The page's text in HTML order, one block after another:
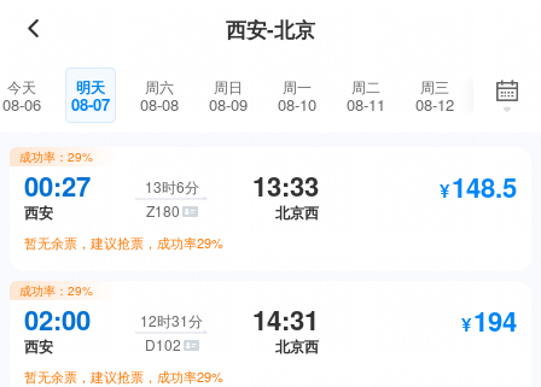
西安-北京
今天
08-06
明天
08-07
周六
08-08
周日
08-09
周一
08-10
周二
08-11
周三
08-12
周四
08-13
成功率： 29%
00:27
西安
13时6分
Z180
13:33
北京西
148.5
暂无余票，建议抢票，成功率29%
硬座 抢票
成功率： 29%
02:00
西安
12时31分
D102
14:31
北京西
194
暂无余票，建议抢票，成功率29%